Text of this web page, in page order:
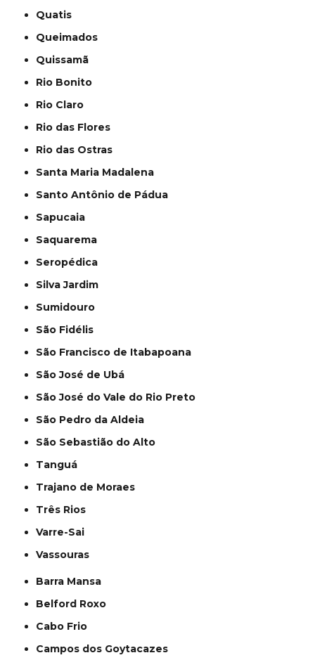
Quatis
Queimados
Quissamã
Rio Bonito
Rio Claro
Rio das Flores
Rio das Ostras
Santa Maria Madalena
Santo Antônio de Pádua
Sapucaia
Saquarema
Seropédica
Silva Jardim
Sumidouro
São Fidélis
São Francisco de Itabapoana
São José de Ubá
São José do Vale do Rio Preto
São Pedro da Aldeia
São Sebastião do Alto
Tanguá
Trajano de Moraes
Três Rios
Varre-Sai
Vassouras
Barra Mansa
Belford Roxo
Cabo Frio
Campos dos Goytacazes